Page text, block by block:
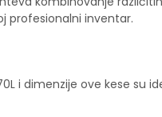
profesionalni inventar.
i dimenzije ove kese su